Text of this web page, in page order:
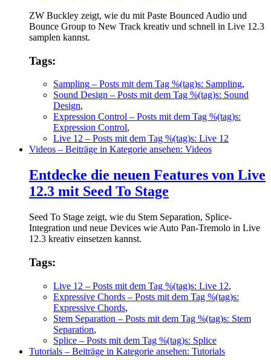
ZW Buckley zeigt, wie du mit Paste Bounced Audio und
Bounce Group to New Track kreativ und schnell in Live 12.3
samplen kannst.
Tags:
Sampling – Posts mit dem Tag %(tag)s: Sampling,
Sound Design – Posts mit dem Tag %(tag)s: Sound
Design,
Expression Control – Posts mit dem Tag %(tag)s:
Expression Control,
Live 12 – Posts mit dem Tag %(tag)s: Live 12
Videos – Beiträge in Kategorie ansehen: Videos
Entdecke die neuen Features von Live
12.3 mit Seed To Stage
Seed To Stage zeigt, wie du Stem Separation, Splice-
Integration und neue Devices wie Auto Pan-Tremolo in Live
12.3 kreativ einsetzen kannst.
Tags:
Live 12 – Posts mit dem Tag %(tag)s: Live 12,
Expressive Chords – Posts mit dem Tag %(tag)s:
Expressive Chords,
Stem Separation – Posts mit dem Tag %(tag)s: Stem
Separation,
Splice – Posts mit dem Tag %(tag)s: Splice
Tutorials – Beiträge in Kategorie ansehen: Tutorials